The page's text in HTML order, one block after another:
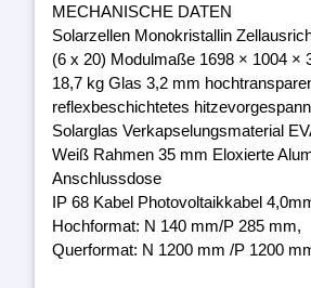
MECHANISCHE DATEN
Solarzellen Monokristallin
(6 x 20) Modulmaße 1698 × 1004 ×
18,7 kg Glas 3,2 mm
reflexbeschichtetes
Solarglas Verkapselungsmaterial
Weiß Rahmen 35 mm Eloxierte
Anschlussdose
IP 68 Kabel Photovoltaikkabel
Hochformat: N 140 mm/P 285 mm,
Querformat: N 1200 mm /P 1200